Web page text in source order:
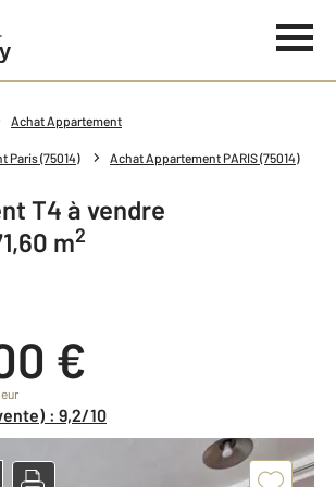
Achat Appartement
Paris (75014) Achat Appartement PARIS (75014)
T4 à vendre
m2
€
: 9,2/10